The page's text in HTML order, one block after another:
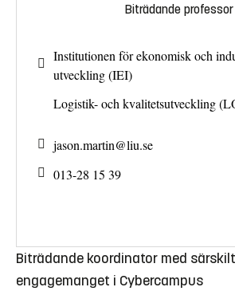
Biträdande professor
Institutionen för ekonomisk och
utveckling (IEI)
Logistik- och kvalitetsutveckling
jason.martin@liu.se
013-28 15 39
Biträdande koordinator med
engagemanget i Cybercampus